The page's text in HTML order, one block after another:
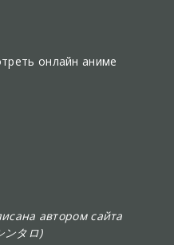
онлайн аниме
автором сайта
ンタロ)